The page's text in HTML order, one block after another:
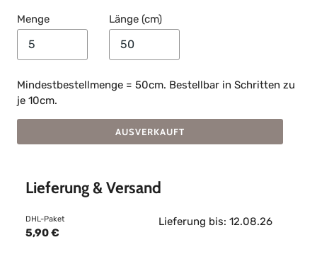
Menge Länge (cm)
Mindestbestellmenge = 50cm. Bestellbar in Schritten zu
je 10cm.
AUSVERKAUFT
Lieferung & Versand
DHL-Paket
5,90 €
Lieferung bis: 12.08.26